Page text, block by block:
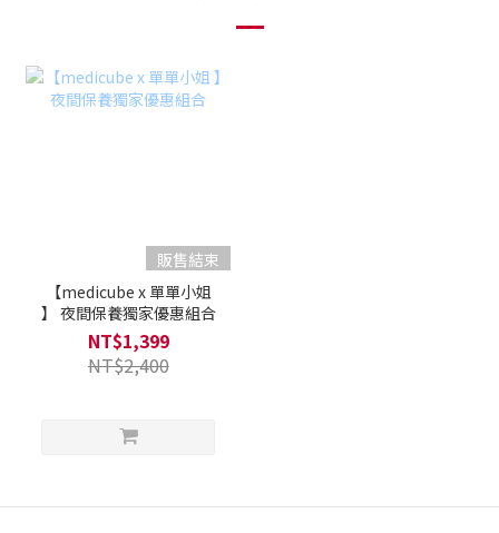
販售結束
【medicube x 單單小姐
】 夜間保養獨家優惠組合
NT$1,399
NT$2,400